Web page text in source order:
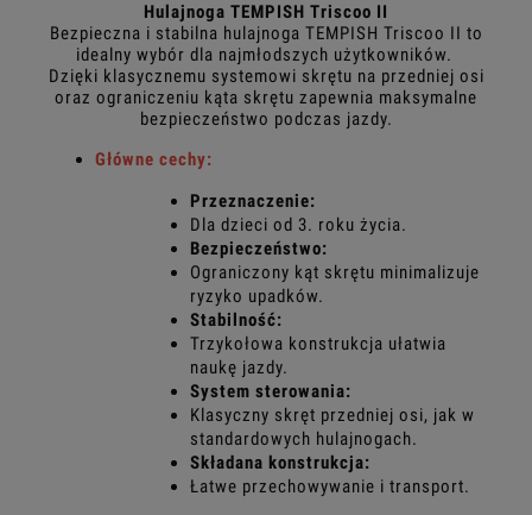
Hulajnoga TEMPISH Triscoo II
Bezpieczna i stabilna hulajnoga TEMPISH Triscoo II to
idealny wybór dla najmłodszych użytkowników.
Dzięki klasycznemu systemowi skrętu na przedniej osi
oraz ograniczeniu kąta skrętu zapewnia maksymalne
bezpieczeństwo podczas jazdy.
Główne cechy:
Przeznaczenie:
Dla dzieci od 3. roku życia.
Bezpieczeństwo:
Ograniczony kąt skrętu minimalizuje
ryzyko upadków.
Stabilność:
Trzykołowa konstrukcja ułatwia
naukę jazdy.
System sterowania:
Klasyczny skręt przedniej osi, jak w
standardowych hulajnogach.
Składana konstrukcja:
Łatwe przechowywanie i transport.